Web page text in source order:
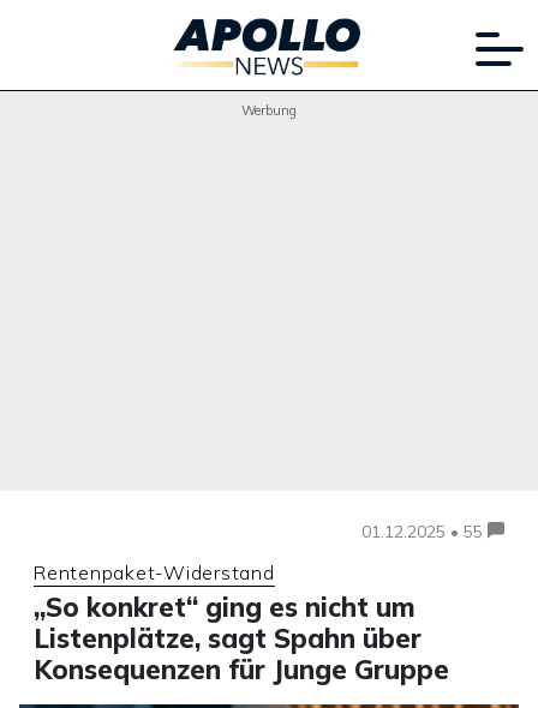
Werbung
01.12.2025 • 55
Rentenpaket-Widerstand
„So konkret“ ging es nicht um
Listenplätze, sagt Spahn über
Konsequenzen für Junge Gruppe